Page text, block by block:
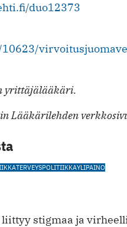
duo12373
yrittäjälääkäri.
Lääkärilehden
TERVEYSPOLITIIKKAYLIPAINO
stigmaa ja